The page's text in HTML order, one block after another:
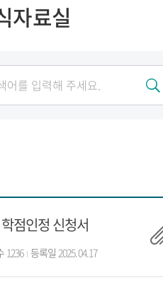
자료실
점인정 신청서
1236 등록일 2025.04.17